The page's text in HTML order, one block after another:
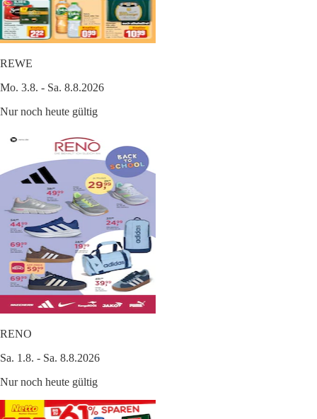
REWE
Mo. 3.8. - Sa. 8.8.2026
Nur noch heute gültig
RENO
Sa. 1.8. - Sa. 8.8.2026
Nur noch heute gültig